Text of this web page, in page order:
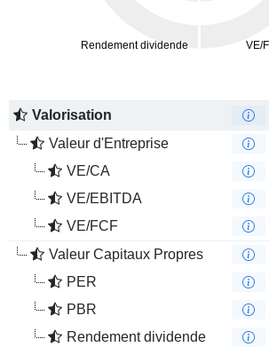
Valorisation
Valeur d'Entreprise
VE/CA
VE/EBITDA
VE/FCF
Valeur Capitaux Propres
PER
PBR
Rendement dividende